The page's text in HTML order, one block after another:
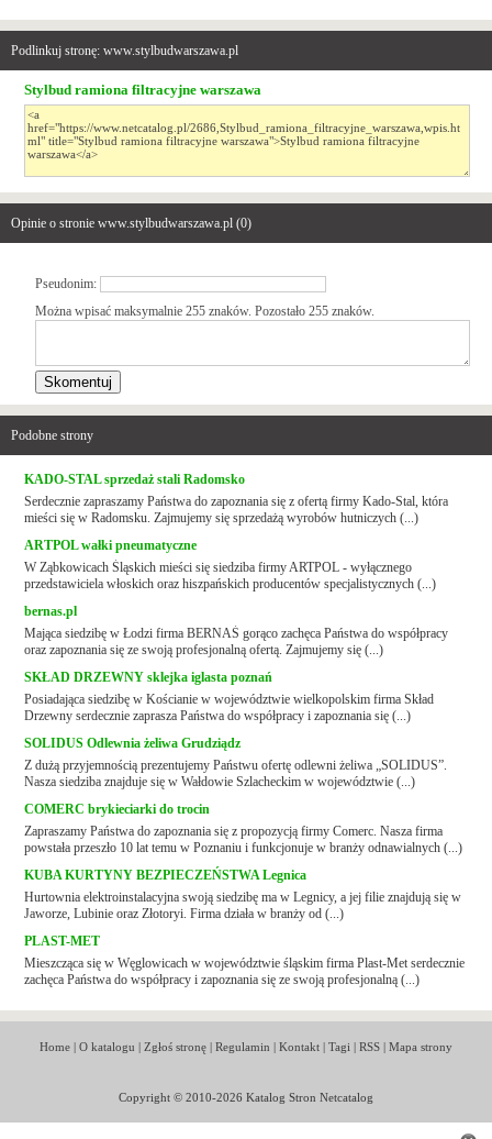
Podlinkuj stronę: www.stylbudwarszawa.pl
Stylbud ramiona filtracyjne warszawa
Opinie o stronie www.stylbudwarszawa.pl (0)
Pseudonim:
Można wpisać maksymalnie 255 znaków. Pozostało255 znaków.
Podobne strony
KADO-STAL sprzedaż stali Radomsko
Serdecznie zapraszamy Państwa do zapoznania się z ofertą firmy Kado-Stal, która
mieści się w Radomsku. Zajmujemy się sprzedażą wyrobów hutniczych (...)
ARTPOL wałki pneumatyczne
W Ząbkowicach Śląskich mieści się siedziba firmy ARTPOL - wyłącznego
przedstawiciela włoskich oraz hiszpańskich producentów specjalistycznych (...)
bernas.pl
Mająca siedzibę w Łodzi firma BERNAŚ gorąco zachęca Państwa do współpracy
oraz zapoznania się ze swoją profesjonalną ofertą. Zajmujemy się (...)
SKŁAD DRZEWNY sklejka iglasta poznań
Posiadająca siedzibę w Kościanie w województwie wielkopolskim firma Skład
Drzewny serdecznie zaprasza Państwa do współpracy i zapoznania się (...)
SOLIDUS Odlewnia żeliwa Grudziądz
Z dużą przyjemnością prezentujemy Państwu ofertę odlewni żeliwa „SOLIDUS”.
Nasza siedziba znajduje się w Wałdowie Szlacheckim w województwie (...)
COMERC brykieciarki do trocin
Zapraszamy Państwa do zapoznania się z propozycją firmy Comerc. Nasza firma
powstała przeszło 10 lat temu w Poznaniu i funkcjonuje w branży odnawialnych (...)
KUBA KURTYNY BEZPIECZEŃSTWA Legnica
Hurtownia elektroinstalacyjna swoją siedzibę ma w Legnicy, a jej filie znajdują się w
Jaworze, Lubinie oraz Złotoryi. Firma działa w branży od (...)
PLAST-MET
Mieszcząca się w Węglowicach w województwie śląskim firma Plast-Met serdecznie
zachęca Państwa do współpracy i zapoznania się ze swoją profesjonalną (...)
Home| O katalogu | Zgłoś stronę| Regulamin | Kontakt| Tagi | RSS| Mapa strony
Copyright © 2010-2026 Katalog Stron Netcatalog